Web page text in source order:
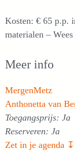
Kosten: € 65 p.p.
materialen –
Meer info
MergenMetz
Anthonetta van
Toegangsprijs: Ja
Reserveren: Ja
Zet in je agenda ↧